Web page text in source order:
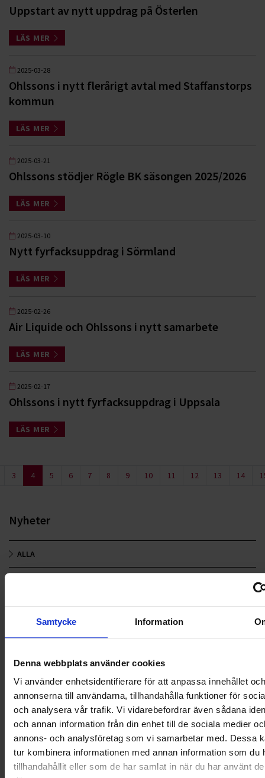
Samtycke Information
Denna webbplats använder cookies
Vi använder enhetsidentifierare för att anpassa innehållet och
annonserna till användarna, tillhandahålla funktioner för
och analysera vår trafik. Vi vidarebefordrar även sådana
och annan information från din enhet till de sociala medier
annons- och analysföretag som vi samarbetar med. Dessa
tur kombinera informationen med annan information som du
tillhandahållit eller som de har samlat in när du har använt
Uppstart av nytt uppdrag på Österlen
LÄS MER
2025-03-28
Ohlssons i nytt flerårigt avtal med Staffanstorps
kommun
LÄS MER
2025-03-21
Ohlssons stödjer Rögle BK säsongen 2025/2026
LÄS MER
2025-03-10
Nytt fyrfacksuppdrag i Sörmland
LÄS MER
2025-02-26
Air Liquide och Ohlssons i nytt samarbete
LÄS MER
2025-02-17
Ohlssons i nytt fyrfacksuppdrag i Uppsala
LÄS MER
3 4 5 6 7 8 9 10 11 12 13 14
Nyheter
ALLA
LANDSKRONA
OHLSSONS REGION MITT
OHLSSONS REGION SYD
OHLSSONS REGION VÄST
OHLSSONSKOLLEGOR
RENHÅLLNING